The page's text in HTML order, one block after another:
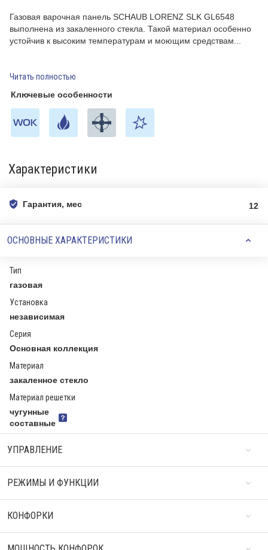
Газовая варочная панель SCHAUB LORENZ SLK GL6548
выполнена из закаленного стекла. Такой материал особенно
устойчив к высоким температурам и моющим средствам
Читать полностью
Ключевые особенности
Характеристики
Гарантия, мес 12
ОСНОВНЫЕ ХАРАКТЕРИСТИКИ
Тип
газовая
Установка
независимая
Серия
Основная коллекция
Материал
закаленное стекло
Материал решетки
чугунные
составные
УПРАВЛЕНИЕ
РЕЖИМЫ И ФУНКЦИИ
КОНФОРКИ